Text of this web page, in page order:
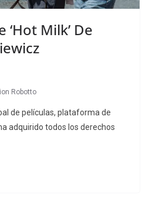
Milk’ De
Robotto
de películas, plataforma de
adquirido todos los derechos